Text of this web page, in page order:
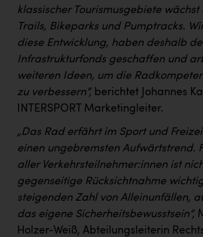
klassischer Tourismusgebiete
Trails, Bikeparks und Pumptracks.
diese Entwicklung, haben deshalb
Infrastrukturfonds geschaffen und
weiteren Ideen, um die
zu verbessern“, berichtet Johannes
INTERSPORT Marketingleiter.
„Das Rad erfährt im Sport und
einen ungebremsten Aufwärtstrend.
aller Verkehrsteilnehmer:innen ist
gegenseitige Rücksichtnahme
steigenden Zahl von Alleinunfällen,
das eigene Sicherheitsbewusstsein“,
Holzer-Weiß, Abteilungsleiterin